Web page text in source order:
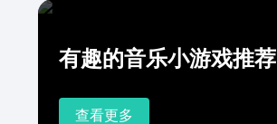
有趣的音乐小游戏推荐
查看更多